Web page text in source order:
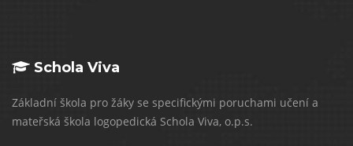
Schola Viva
Základní škola pro žáky se specifickými poruchami učení a
mateřská škola logopedická Schola Viva, o.p.s.